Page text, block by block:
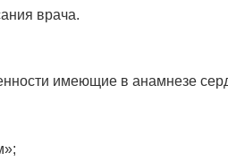
врача.
имеющие в анамнезе